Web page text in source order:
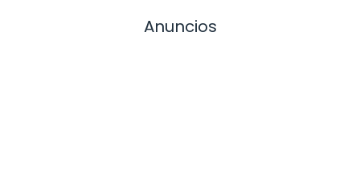
Anuncios